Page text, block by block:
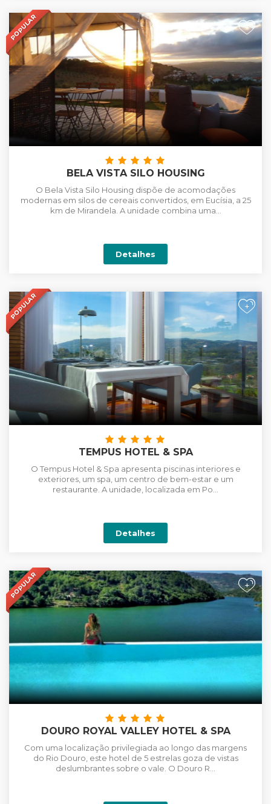
POPULAR +
BELA VISTA SILO HOUSING
O Bela Vista Silo Housing dispõe de acomodações
modernas em silos de cereais convertidos, em Eucísia, a 25
km de Mirandela. A unidade combina uma...
Detalhes
POPULAR +
TEMPUS HOTEL & SPA
O Tempus Hotel & Spa apresenta piscinas interiores e
exteriores, um spa, um centro de bem-estar e um
restaurante. A unidade, localizada em Po...
Detalhes
POPULAR +
DOURO ROYAL VALLEY HOTEL & SPA
Com uma localização privilegiada ao longo das margens
do Rio Douro, este hotel de 5 estrelas goza de vistas
deslumbrantes sobre o vale. O Douro R...